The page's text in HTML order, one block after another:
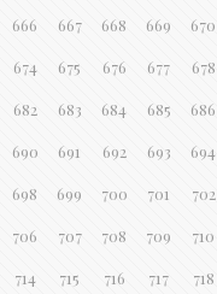
666 667 668 669 670
674 675 676 677 678
682 683 684 685 686
690 691 692 693 694
698 699 700 701 702
706 707 708 709 710
714 715 716 717 718